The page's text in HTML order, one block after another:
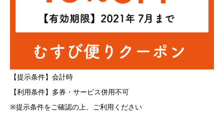
【提示条件】会計時
【利用条件】多券・サービス併用不可
※提示条件をご確認の上、ご利用ください